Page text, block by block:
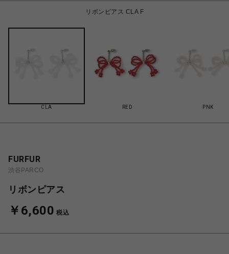
リボンピアス CLA F
CLA RED PNK
FURFUR
渋谷PARCO
リボンピアス
￥6,600 税込